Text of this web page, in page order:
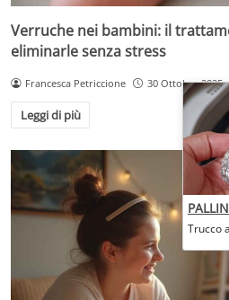
Verruche nei bambini: il
eliminarle senza stress
Francesca Petriccione 30 Ottobre 2025
Leggi di più
Trucco